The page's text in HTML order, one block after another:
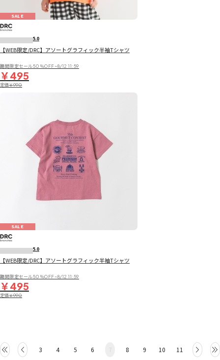
SALE
5.0
【WEB限定/DRC】アソートグラフィック半袖Tシャツ
期間限定セール50％OFF~8/12 11:59
￥495
定価￥990
SALE
5.0
【WEB限定/DRC】アソートグラフィック半袖Tシャツ
期間限定セール50％OFF~8/12 11:59
￥495
定価￥990
3 4 5 6 8 9 10 11